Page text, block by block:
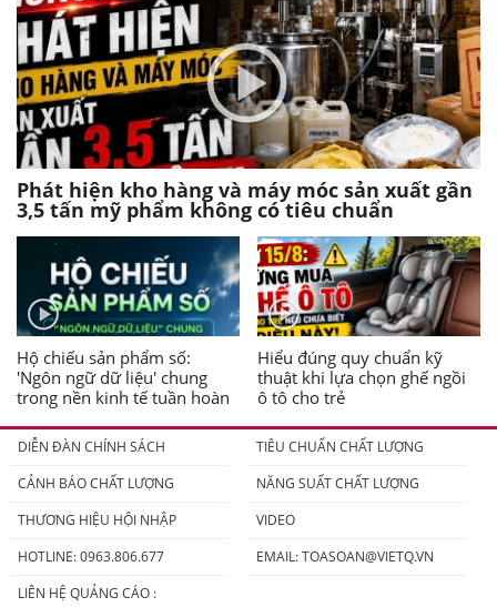
Phát hiện kho hàng và máy móc sản xuất gần
3,5 tấn mỹ phẩm không có tiêu chuẩn
Hộ chiếu sản phẩm số:
'Ngôn ngữ dữ liệu' chung
trong nền kinh tế tuần hoàn
Hiểu đúng quy chuẩn kỹ
thuật khi lựa chọn ghế ngồi
ô tô cho trẻ
DIỄN ĐÀN CHÍNH SÁCH
TIÊU CHUẨN CHẤT LƯỢNG
CẢNH BÁO CHẤT LƯỢNG
NĂNG SUẤT CHẤT LƯỢNG
THƯƠNG HIỆU HỘI NHẬP
VIDEO
HOTLINE: 0963.806.677
EMAIL:TOASOAN@VIETQ.VN
LIÊN HỆ QUẢNG CÁO :